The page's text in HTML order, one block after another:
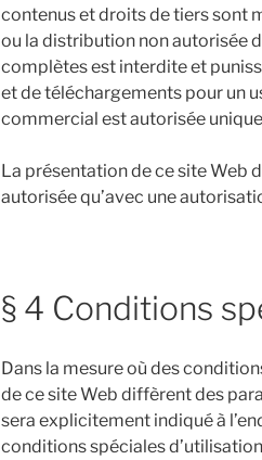
contenus et droits de tiers sont
ou la distribution non autorisée
complètes est interdite et
et de téléchargements pour un
commercial est autorisée
La présentation de ce site Web
autorisée qu’avec une
§ 4 Conditions
Dans la mesure où des
de ce site Web diffèrent des
sera explicitement indiqué à
conditions spéciales